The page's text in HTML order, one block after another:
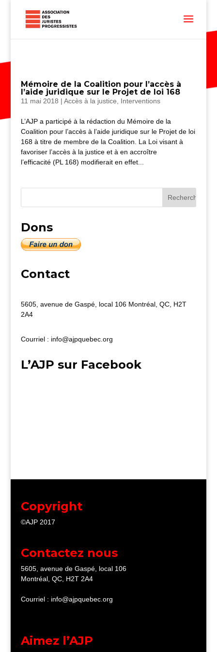
Mémoire de la Coalition pour l’accès à
l’aide juridique sur le Projet de loi 168
11 mai 2018 | Accès à la justice Interventions
L’AJP a participé à la rédaction du Mémoire de la
Coalition pour l’accès à l’aide juridique sur le Projet de loi
168 à titre de membre de la Coalition. La Loi visant à
favoriser l’accès à la justice et à en accroître
l’efficacité (PL 168) modifierait en effet...
Dons
Contact
5605, avenue de Gaspé, local 106 Montréal, QC, H2T
2A4
Courriel : info@ajpquebec.org
L’AJP sur Facebook
Copyright
©AJP 2017
Contactez nous
5605, avenue de Gaspé, local 106
Montréal, QC, H2T 2A4
Courriel : info@ajpquebec.org
Aimez l’AJP